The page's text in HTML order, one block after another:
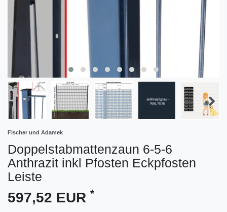
Fischer und Adamek
Doppelstabmattenzaun 6-5-6
Anthrazit inkl Pfosten Eckpfosten
Leiste
597,52 EUR *